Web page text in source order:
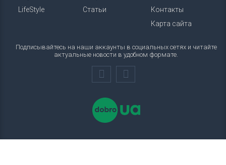
LifeStyle
Статьи
Контакты
Карта сайта
Подписывайтесь на наши аккаунты в социальных сетях и читайте
актуальные новости в удобном формате.